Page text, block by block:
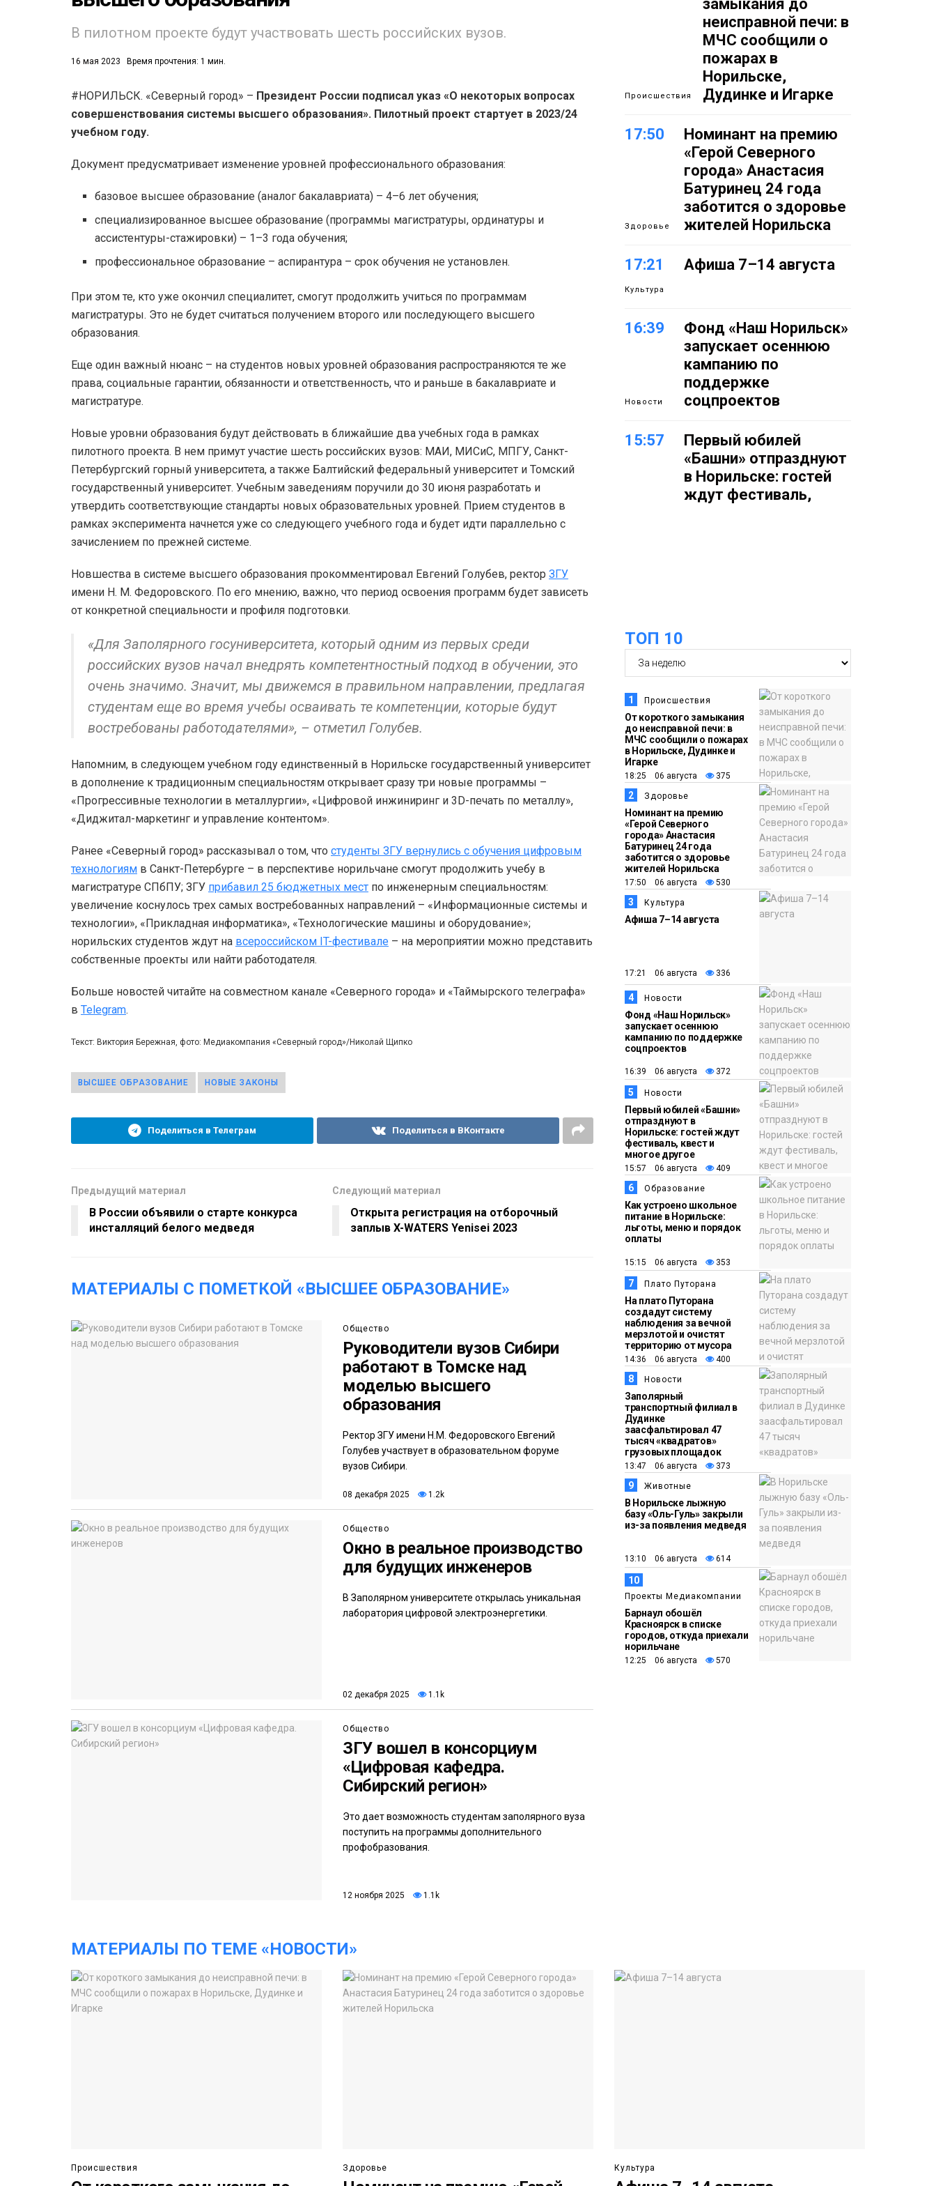
В пилотном проекте будут участвовать шесть российских вузов.
16 мая 2023 Время прочтения: 1 мин.
#НОРИЛЬСК. «Северный город» – Президент России подписал указ «О некоторых вопросах
совершенствования системы высшего образования». Пилотный проект стартует в 2023/24
учебном году.
Документ предусматривает изменение уровней профессионального образования:
базовое высшее образование (аналог бакалавриата) – 4–6 лет обучения;
специализированное высшее образование (программы магистратуры, ординатуры и
ассистентуры-стажировки) – 1–3 года обучения;
профессиональное образование – аспирантура – срок обучения не установлен.
При этом те, кто уже окончил специалитет, смогут продолжить учиться по программам
магистратуры. Это не будет считаться получением второго или последующего высшего
образования.
Еще один важный нюанс – на студентов новых уровней образования распространяются те же
права, социальные гарантии, обязанности и ответственность, что и раньше в бакалавриате и
магистратуре.
Новые уровни образования будут действовать в ближайшие два учебных года в рамках
пилотного проекта. В нем примут участие шесть российских вузов: МАИ, МИСиС, МПГУ, Санкт-
Петербургский горный университета, а также Балтийский федеральный университет и Томский
государственный университет. Учебным заведениям поручили до 30 июня разработать и
утвердить соответствующие стандарты новых образовательных уровней. Прием студентов в
рамках эксперимента начнется уже со следующего учебного года и будет идти параллельно с
зачислением по прежней системе.
Новшества в системе высшего образования прокомментировал Евгений Голубев, ректор ЗГУ
имени Н. М. Федоровского. По его мнению, важно, что период освоения программ будет зависеть
от конкретной специальности и профиля подготовки.
«Для Заполярного госуниверситета, который одним из первых среди
российских вузов начал внедрять компетентностный подход в обучении, это
очень значимо. Значит, мы движемся в правильном направлении, предлагая
студентам еще во время учебы осваивать те компетенции, которые будут
востребованы работодателями», – отметил Голубев.
Напомним, в следующем учебном году единственный в Норильске государственный университет
в дополнение к традиционным специальностям открывает сразу три новые программы –
«Прогрессивные технологии в металлургии», «Цифровой инжиниринг и 3D-печать по металлу»,
«Диджитал-маркетинг и управление контентом».
Ранее «Северный город» рассказывал о том, что студенты ЗГУ вернулись с обучения цифровым
технологиям в Санкт-Петербурге – в перспективе норильчане смогут продолжить учебу в
магистратуре СПбПУ; ЗГУ прибавил 25 бюджетных мест по инженерным специальностям:
увеличение коснулось трех самых востребованных направлений – «Информационные системы и
технологии», «Прикладная информатика», «Технологические машины и оборудование»;
норильских студентов ждут на всероссийском IT-фестивале – на мероприятии можно представить
собственные проекты или найти работодателя.
Больше новостей читайте на совместном канале «Северного города» и «Таймырского телеграфа»
в Telegram.
Текст: Виктория Бережная, фото: Медиакомпания «Северный город»/Николай Щипко
ВЫСШЕЕ ОБРАЗОВАНИЕ НОВЫЕ ЗАКОНЫ
Поделиться в Телеграм Поделиться в ВКонтакте
Предыдущий материал
В России объявили о старте конкурса
инсталляций белого медведя
Следующий материал
Открыта регистрация на отборочный
заплыв X-WATERS Yenisei 2023
МАТЕРИАЛЫ С ПОМЕТКОЙ «ВЫСШЕЕ ОБРАЗОВАНИЕ»
Общество
Руководители вузов Сибири
работают в Томске над
моделью высшего
образования
Ректор ЗГУ имени Н.М. Федоровского Евгений
Голубев участвует в образовательном форуме
вузов Сибири.
08 декабря 2025 1.2k
Общество
Окно в реальное производство
для будущих инженеров
В Заполярном университете открылась уникальная
лаборатория цифровой электроэнергетики.
02 декабря 2025 1.1k
Общество
ЗГУ вошел в консорциум
«Цифровая кафедра.
Сибирский регион»
Это дает возможность студентам заполярного вуза
поступить на программы дополнительного
профобразования.
12 ноября 2025 1.1k
Происшествия
замыкания до
неисправной печи: в
МЧС сообщили о
пожарах в
Норильске,
Дудинке и Игарке
17:50
Здоровье
Номинант на премию
«Герой Северного
города» Анастасия
Батуринец 24 года
заботится о здоровье
жителей Норильска
17:21
Культура
Афиша 7–14 августа
16:39
Новости
Фонд «Наш Норильск»
запускает осеннюю
кампанию по
поддержке
соцпроектов
15:57
Первый юбилей
«Башни» отпразднуют
в Норильске: гостей
ждут фестиваль,
14:36
Плато
Путорана
На плато Путорана
создадут систему
наблюдения за вечной
мерзлотой и очистят
территорию от мусора
13:47
Новости
Заполярный
транспортный филиал
в Дудинке
заасфальтировал 47
тысяч «квадратов»
грузовых площадок
13:10
В Норильске лыжную
базу «Оль-Гуль»
12:25
Медиакомпании
Барнаул обошёл
Красноярск в
списке городов,
откуда приехали
норильчане
ТОП 10
1 Происшествия
От короткого замыкания
до неисправной печи: в
МЧС сообщили о пожарах
в Норильске, Дудинке и
Игарке
18:25 06 августа 375
2 Здоровье
Номинант на премию
«Герой Северного
города» Анастасия
Батуринец 24 года
заботится о здоровье
жителей Норильска
17:50 06 августа 530
3 Культура
Афиша 7–14 августа
17:21 06 августа 336
4 Новости
Фонд «Наш Норильск»
запускает осеннюю
кампанию по поддержке
соцпроектов
16:39 06 августа 372
5 Новости
Первый юбилей «Башни»
отпразднуют в
Норильске: гостей ждут
фестиваль, квест и
многое другое
15:57 06 августа 409
6 Образование
Как устроено школьное
питание в Норильске:
льготы, меню и порядок
оплаты
15:15 06 августа 353
7 Плато Путорана
На плато Путорана
создадут систему
наблюдения за вечной
мерзлотой и очистят
территорию от мусора
14:36 06 августа 400
8 Новости
Заполярный
транспортный филиал в
Дудинке
заасфальтировал 47
тысяч «квадратов»
грузовых площадок
13:47 06 августа 373
9 Животные
В Норильске лыжную
базу «Оль-Гуль» закрыли
из-за появления медведя
13:10 06 августа 614
10
Проекты Медиакомпании
Барнаул обошёл
Красноярск в списке
городов, откуда приехали
норильчане
12:25 06 августа 570
МАТЕРИАЛЫ ПО ТЕМЕ «НОВОСТИ»
Происшествия Здоровье Культура